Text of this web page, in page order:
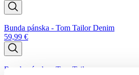
Bunda pánska - Tom Tailor Denim
59,99 €
Bunda pánska - Tom Tailor